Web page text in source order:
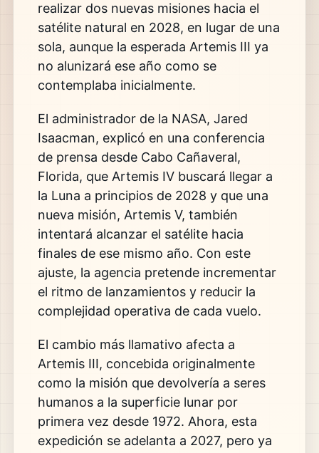
realizar dos nuevas misiones hacia el
satélite natural en 2028, en lugar de una
sola, aunque la esperada Artemis III ya
no alunizará ese año como se
contemplaba inicialmente.
El administrador de la NASA, Jared
Isaacman, explicó en una conferencia
de prensa desde Cabo Cañaveral,
Florida, que Artemis IV buscará llegar a
la Luna a principios de 2028 y que una
nueva misión, Artemis V, también
intentará alcanzar el satélite hacia
finales de ese mismo año. Con este
ajuste, la agencia pretende incrementar
el ritmo de lanzamientos y reducir la
complejidad operativa de cada vuelo.
El cambio más llamativo afecta a
Artemis III, concebida originalmente
como la misión que devolvería a seres
humanos a la superficie lunar por
primera vez desde 1972. Ahora, esta
expedición se adelanta a 2027, pero ya